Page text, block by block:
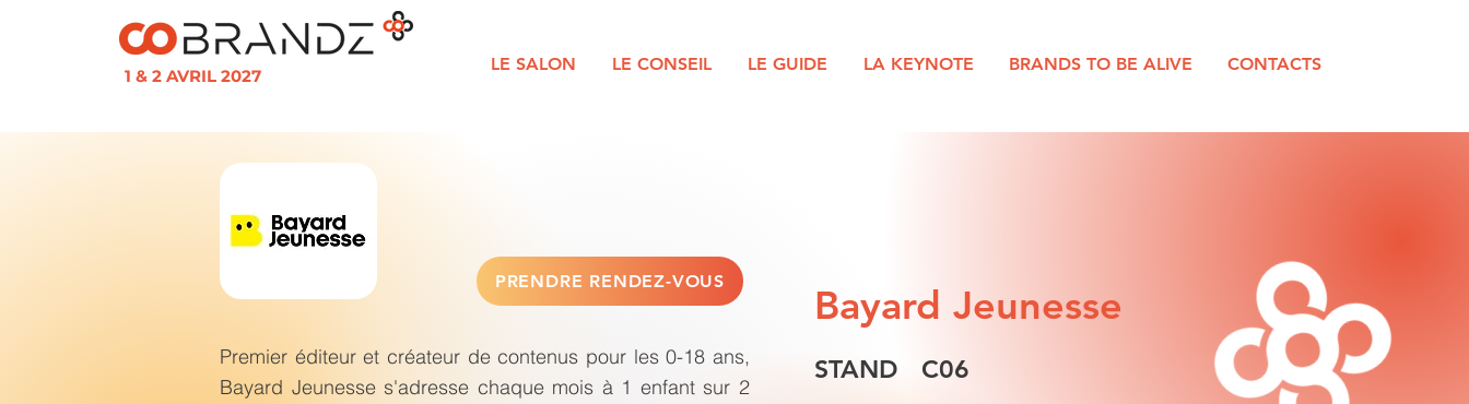
1 & 2 AVRIL 2027
LE SALON LE CONSEIL LE GUIDE LA KEYNOTE BRANDS TO BE ALIVE CONTACTS
PRENDRE RENDEZ-VOUS
Premier éditeur et créateur de contenus pour les 0-18 ans,
Bayard Jeunesse s'adresse chaque mois à 1 enfant sur 2
Bayard Jeunesse
STAND C06